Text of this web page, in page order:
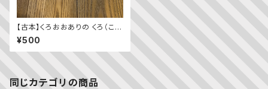
【古本】くろおおありの くろ（こど
ものとも 1969年8月号）
¥500
同じカテゴリの商品